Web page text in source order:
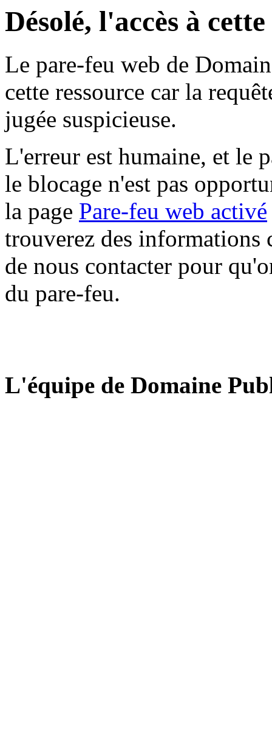
Désolé, l'accès à
Le pare-feu web de
cette ressource car la
jugée suspicieuse.
L'erreur est humaine, et le
le blocage n'est pas
la page Pare-feu web activé
trouverez des informations
de nous contacter pour
du pare-feu.
L'équipe de Domaine